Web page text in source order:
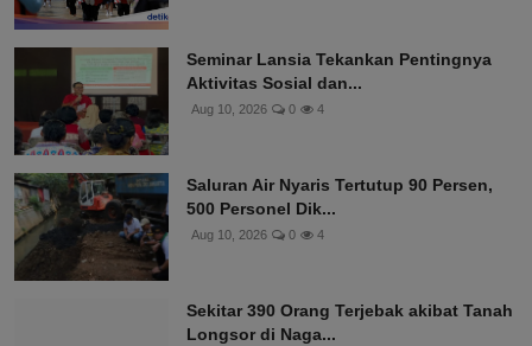
Seminar Lansia Tekankan Pentingnya
Aktivitas Sosial dan...
Aug 10, 2026 0 4
Saluran Air Nyaris Tertutup 90 Persen,
500 Personel Dik...
Aug 10, 2026 0 4
Sekitar 390 Orang Terjebak akibat Tanah
Longsor di Naga...